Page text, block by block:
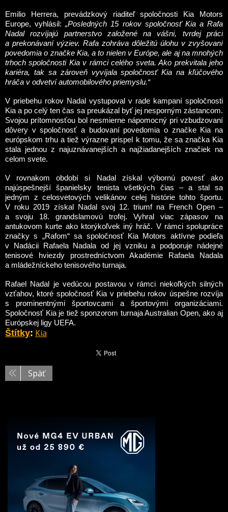
Emilio Herrera, prevádzkový riaditeľ spoločnosti Kia Motors
Europe, vyhlásil:„Posledných 15 rokov spoločnosť Kia a Rafa
Nadal rozvíjajú partnerstvo založené na vášni, tvrdej práci
a prekonávaní výziev. Rafa zohráva dôležitú úlohu v zvyšovaní
povedomia o značke Kia, a to nielen v Európe, ale aj na mnohých
trhoch spoločnosti Kia v rámci celého sveta. Ako prekvitala jeho
kariéra, tak sa zároveň vyvíjala spoločnosť Kia na kľúčového
hráča v odvetví automobilového priemyslu.“
V priebehu rokov Nadal vystupoval v rade kampaní spoločnosti
Kia a po celý ten čas sa preukázal byť jej nesporným zástancom.
Svojou prítomnosťou bol nesmierne nápomocný pri vzbudzovaní
dôvery v spoločnosť a budovaní povedomia o značke Kia na
európskom trhu a tiež výrazne prispel k tomu, že sa značka Kia
stala jednou z najuznávanejších a najžiadanejších značiek na
celom svete.
V rovnakom období si Nadal získal výbornú povesť ako
najúspešnejší španielsky tenista všetkých čias – a stal sa
jedným z celosvetových velikánov celej histórie tohto športu.
V roku 2019 získal Nadal svoj 12. triumf na French Open –
a svoju 18. grandslamovú trofej. Vyhral viac zápasov na
antukovom kurte ako ktorýkoľvek iný hráč. V rámci spolupráce
značky s „Rafom“ sa spoločnosť Kia Motors aktívne podieľa
v Nadácii Rafaela Nadala od jej vzniku a podporuje nádejné
tenisové hviezdy prostredníctvom Akadémie Rafaela Nadala
a mládežníckeho tenisového turnaja.
Rafael Nadal je vedúcou postavou v rámci niekoľkých silných
vzťahov, ktoré spoločnosť Kia v priebehu rokov úspešne rozvíja
s prominentnými športovcami a športovými organizáciami.
Spoločnosť Kia je tiež sponzorom turnaja Australian Open, ako aj
Európskej ligy UEFA.
Štítky: Kia
Späť